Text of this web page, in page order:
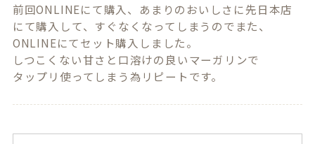
前回ONLINEにて購入、あまりのおいしさに先日本店
にて購入して、すぐなくなってしまうのでまた、
ONLINEにてセット購入しました。
しつこくない甘さと口溶けの良いマーガリンで
タップリ使ってしまう為リピートです。